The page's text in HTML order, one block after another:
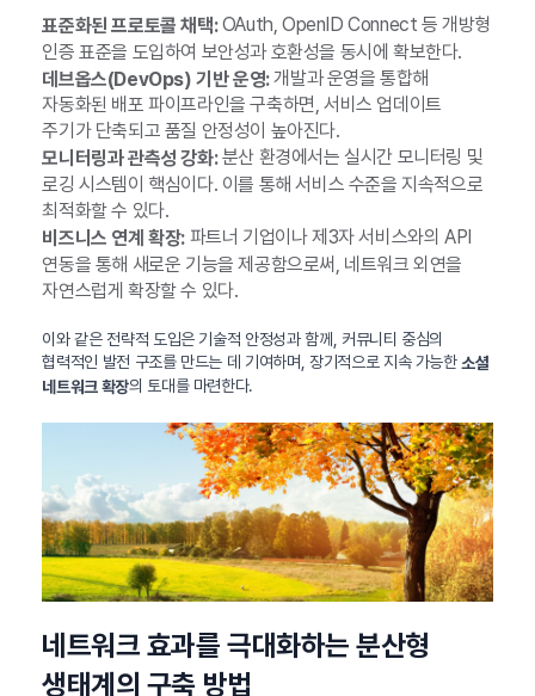
표준화된 프로토콜 채택:OAuth, OpenID Connect 등 개방형
인증 표준을 도입하여 보안성과 호환성을 동시에 확보한다.
데브옵스(DevOps) 기반 운영:개발과 운영을 통합해
자동화된 배포 파이프라인을 구축하면, 서비스 업데이트
주기가 단축되고 품질 안정성이 높아진다.
모니터링과 관측성 강화:분산 환경에서는 실시간 모니터링 및
로깅 시스템이 핵심이다. 이를 통해 서비스 수준을 지속적으로
최적화할 수 있다.
비즈니스 연계 확장:파트너 기업이나 제3자 서비스와의 API
연동을 통해 새로운 기능을 제공함으로써, 네트워크 외연을
자연스럽게 확장할 수 있다.
이와 같은 전략적 도입은 기술적 안정성과 함께, 커뮤니티 중심의
협력적인 발전 구조를 만드는 데 기여하며, 장기적으로 지속 가능한 소셜
네트워크 확장의 토대를 마련한다.
네트워크 효과를 극대화하는 분산형
생태계의 구축 방법